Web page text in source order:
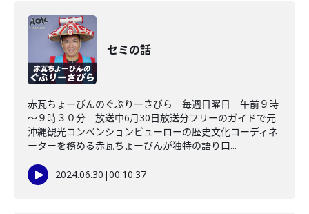
セミの話
赤瓦ちょーびんのぐぶりーさびら 毎週日曜日 午前９時
～９時３０分 放送中6月30日放送分フリーのガイドで元
沖縄観光コンベンションビューローの歴史文化コーディネ
ーターを務める赤瓦ちょーびんが独特の語り口...
2024.06.30 |00:10:37